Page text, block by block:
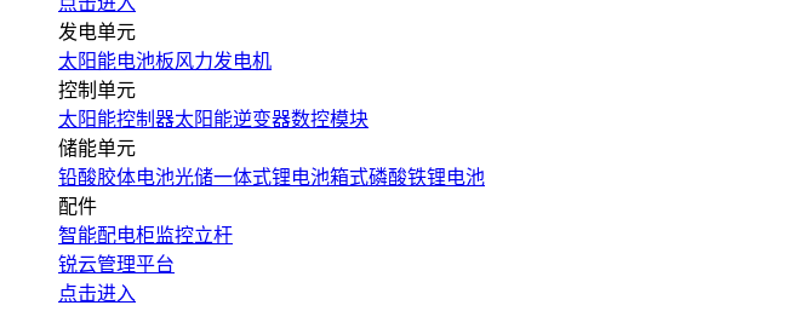
发电单元
太阳能电池板风力发电机
控制单元
太阳能控制器太阳能逆变器数控模块
储能单元
铅酸胶体电池光储一体式锂电池箱式磷酸铁锂电池
配件
智能配电柜监控立杆
锐云管理平台
点击进入